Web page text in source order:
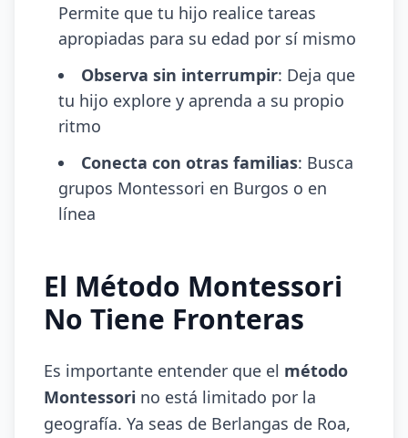
Permite que tu hijo realice tareas
apropiadas para su edad por sí mismo
Observa sin interrumpir: Deja que
tu hijo explore y aprenda a su propio
ritmo
Conecta con otras familias: Busca
grupos Montessori en Burgos o en
línea
El Método Montessori
No Tiene Fronteras
Es importante entender que el método
Montessori no está limitado por la
geografía. Ya seas de Berlangas de Roa,